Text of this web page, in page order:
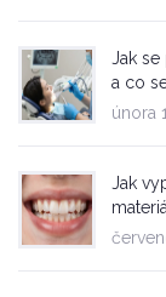
Jak se
a co
února
Jak